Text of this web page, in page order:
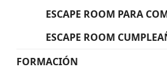
ESCAPE ROOM PARA
ESCAPE ROOM
FORMACIÓN